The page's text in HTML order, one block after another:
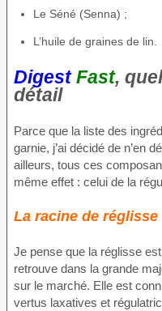
Le Séné (Senna) ;
L’huile de graines de lin.
Digest Fast,
détail
Parce que la liste des
garnie, j’ai décidé de n’en
ailleurs, tous ces
même effet : celui de la
La racine de réglisse
Je pense que la réglisse
retrouve dans la grande
sur le marché. Elle est
vertus laxatives et